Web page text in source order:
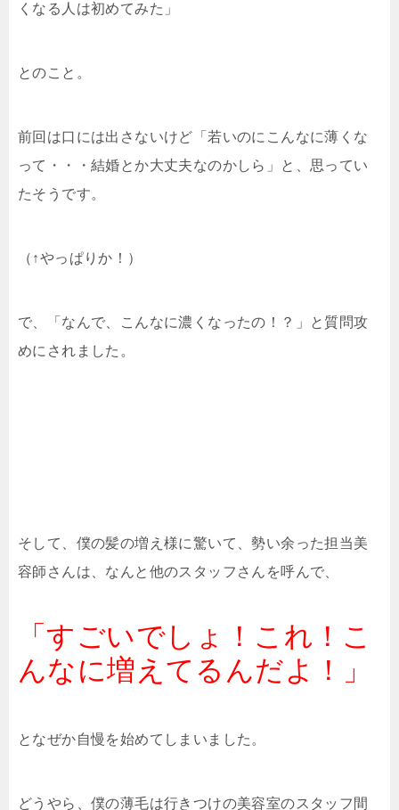
くなる人は初めてみた」
とのこと。
前回は口には出さないけど「若いのにこんなに薄くな
って・・・結婚とか大丈夫なのかしら」と、思ってい
たそうです。
（↑やっぱりか！）
で、「なんで、こんなに濃くなったの！？」と質問攻
めにされました。
そして、僕の髪の増え様に驚いて、勢い余った担当美
容師さんは、なんと他のスタッフさんを呼んで、
「すごいでしょ！これ！こ
んなに増えてるんだよ！」
となぜか自慢を始めてしまいました。
どうやら、僕の薄毛は行きつけの美容室のスタッフ間